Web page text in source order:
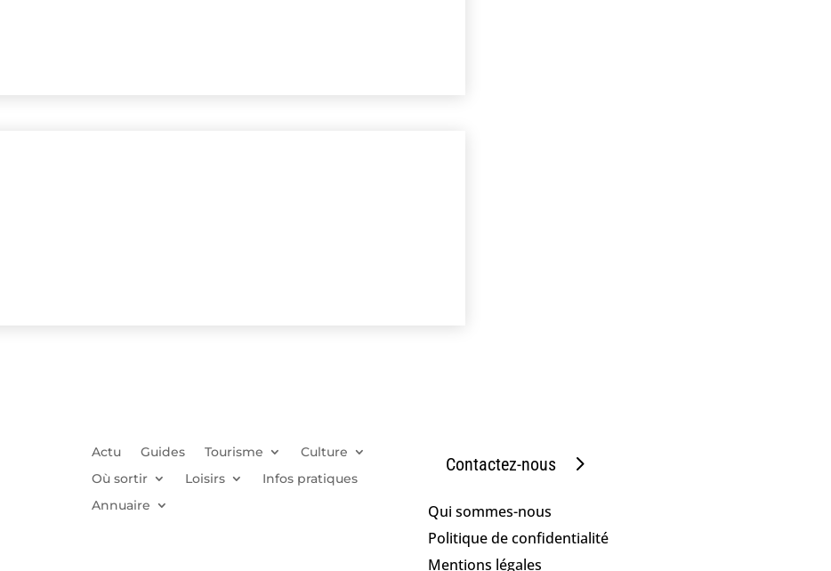
Actu Guides Tourisme
Culture
Où sortir
Loisirs
Infos pratiques
Annuaire
Contactez-nous
Qui sommes-nous
Politique de confidentialité
Mentions légales